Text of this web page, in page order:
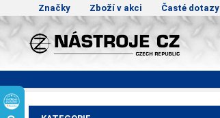
Značky Zboží v akci Časté dotazy